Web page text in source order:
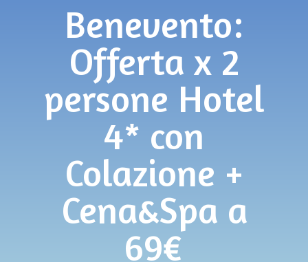
Benevento:
Offerta x 2
persone Hotel
4* con
Colazione +
Cena&Spa a
69€